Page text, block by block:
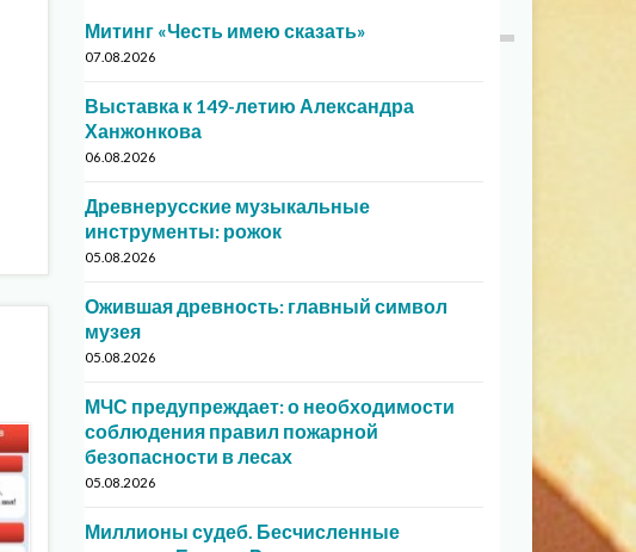
Митинг «Честь имею сказать»
07.08.2026
Выставка к 149-летию Александра
Ханжонкова
06.08.2026
Древнерусские музыкальные
инструменты: рожок
05.08.2026
Ожившая древность: главный символ
музея
05.08.2026
МЧС предупреждает: о необходимости
соблюдения правил пожарной
безопасности в лесах
05.08.2026
Миллионы судеб. Бесчисленные